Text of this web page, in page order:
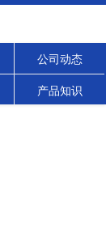
公司动态
产品知识